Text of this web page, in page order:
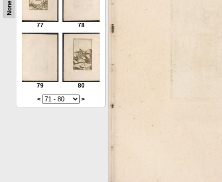
None
77 78
79
80
<
>